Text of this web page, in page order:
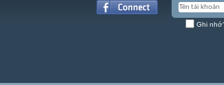
Ghi